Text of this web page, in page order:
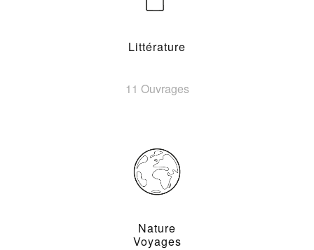
Littérature
11 Ouvrages
Nature
Voyages